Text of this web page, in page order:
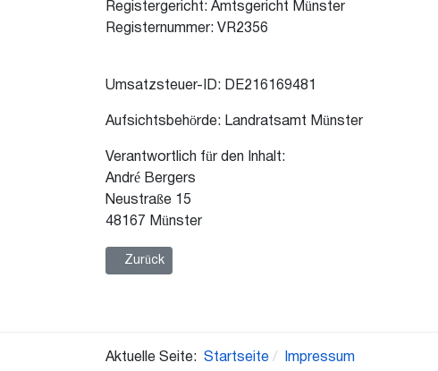
Registergericht: Amtsgericht Münster
Registernummer: VR2356
Umsatzsteuer-ID: DE216169481
Aufsichtsbehörde: Landratsamt Münster
Verantwortlich für den Inhalt:
André Bergers
Neustraße 15
48167 Münster
Vorheriger Beitrag: Haftungsausschluss
Zurück
Aktuelle Seite: Startseite Impressum